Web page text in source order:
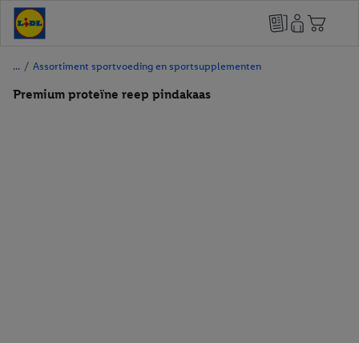
/ Assortiment sportvoeding en sportsupplementen
Premium proteïne reep pindakaas